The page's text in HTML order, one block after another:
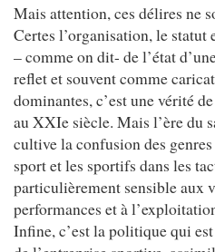
Mais attention, ces délires ne
Certes l’organisation, le statut
– comme on dit- de l’état
reflet et souvent comme
dominantes, c’est une vérité
au XXIe siècle. Mais l’ère du
cultive la confusion des
sport et les sportifs dans les
particulièrement sensible aux
performances et à
Infine, c’est la politique qui